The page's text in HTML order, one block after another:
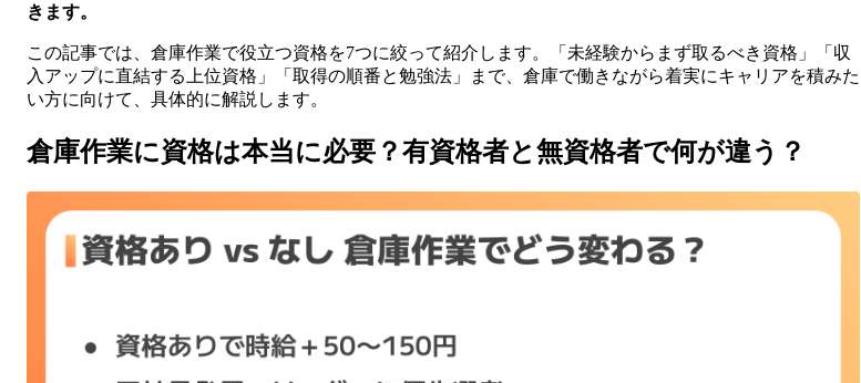
きます。
この記事では、倉庫作業で役立つ資格を7つに絞って紹介します。「未経験からまず取るべき資格」「収
入アップに直結する上位資格」「取得の順番と勉強法」まで、倉庫で働きながら着実にキャリアを積みた
い方に向けて、具体的に解説します。
倉庫作業に資格は本当に必要？有資格者と無資格者で何が違う？